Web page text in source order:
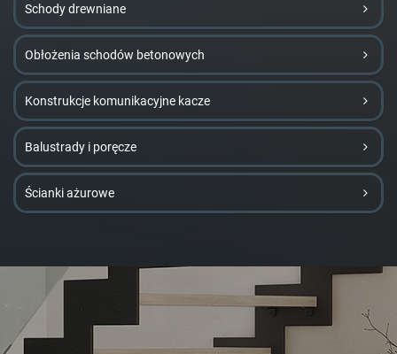
Schody drewniane
Obłożenia schodów betonowych
Konstrukcje komunikacyjne kacze
Balustrady i poręcze
Ścianki ażurowe